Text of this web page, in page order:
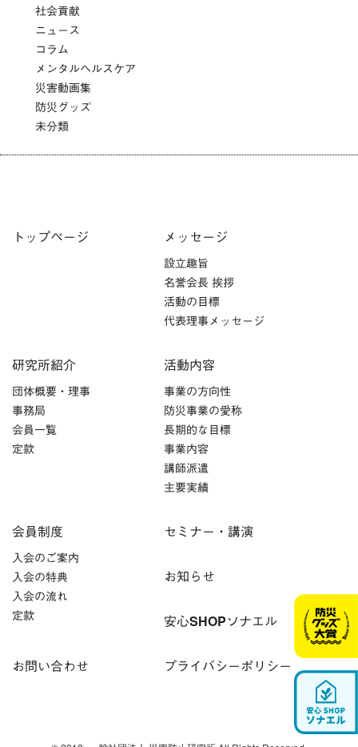
社会貢献
ニュース
コラム
メンタルヘルスケア
災害動画集
防災グッズ
未分類
トップページ メッセージ
設立趣旨
名誉会長 挨拶
活動の目標
代表理事メッセージ
研究所紹介
団体概要・理事
事務局
会員一覧
定款
活動内容
事業の方向性
防災事業の愛称
長期的な目標
事業内容
講師派遣
主要実績
会員制度
入会のご案内
入会の特典
入会の流れ
定款
セミナー・講演
お知らせ
安心SHOPソナエル
お問い合わせ プライバシーポリシー